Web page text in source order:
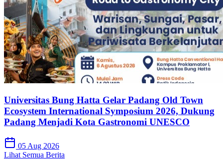
Universitas Bung Hatta Gelar Padang Old Town
Ecosystem International Symposium 2026, Dukung
Padang Menjadi Kota Gastronomi UNESCO
05 Aug 2026
Lihat Semua Berita